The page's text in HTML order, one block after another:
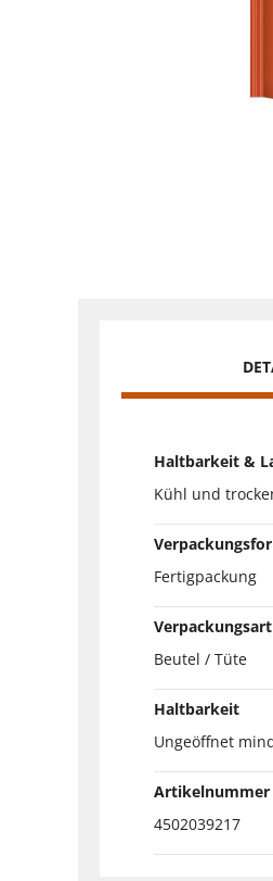
Haltbarkeit &
Kühl und
Fertigpackung
Verpackungsart
Beutel / Tüte
Haltbarkeit
Ungeöffnet
Artikelnummer
4502039217